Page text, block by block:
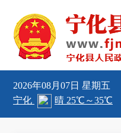
2026年08月07日 星期五